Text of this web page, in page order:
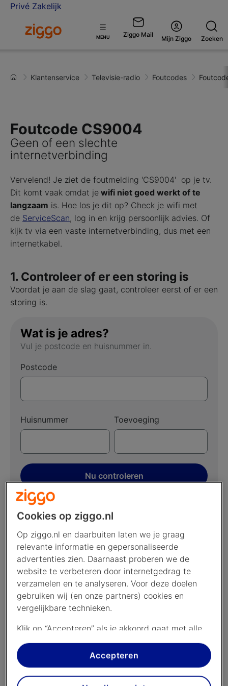
Privé Zakelijk
Ga naar de Ziggo homepage
MENU Ziggo Mail Open
Mijn Ziggo
Zoeken
Klantenservice Televisie-radio Foutcodes
Foutcode CS9004
Geen of een slechte
internetverbinding
Vervelend! Je ziet de foutmelding 'CS9004' op je tv.
Dit komt vaak omdat je wifi niet goed werkt of te
langzaam is. Hoe los je dit op? Check je wifi met
de ServiceScan, log in en krijg persoonlijk advies. Of
kijk tv via een vaste internetverbinding, dus met een
internetkabel.
1. Controleer of er een storing is
Voordat je aan de slag gaat, controleer eerst of er een
storing is.
Wat is je adres?
Vul je postcode en huisnummer in.
Postcode
Huisnummer Toevoeging
Nu controleren
2. Verbeter je wifi
Je mediabox heeft een goede internetverbinding
nodig. Is je mediabox met wifi verbonden? Bekijk dan
deze tips om je verbinding te verbeteren. Goed voor
de mediabox en ook voor je eigen wifi-gebruik!
Cookies op ziggo.nl
Op ziggo.nl en daarbuiten laten we je graag
relevante informatie en gepersonaliseerde
advertenties zien. Daarnaast proberen we de
website te verbeteren door internetgedrag te
verzamelen en te analyseren. Voor deze doelen
gebruiken wij (en onze partners) cookies en
vergelijkbare technieken.
Klik op “Accepteren” als je akkoord gaat met alle
cookies. Kies je voor “Nee, liever niet”, dan
plaatsen we alleen strikt noodzakelijke cookies om
de website goed te laten werken. Dat betekent
dat we geen vormen van personalisatie
Accepteren